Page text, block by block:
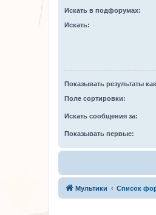
Искать в подфорумах:
Искать:
Показывать результаты
Поле сортировки:
Искать сообщения за:
Показывать первые:
Мультики Список